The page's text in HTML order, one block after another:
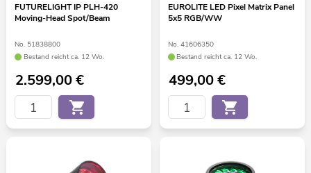
FUTURELIGHT IP PLH-420
Moving-Head Spot/Beam
No. 51838800
Bestand reicht ca. 12 Wo.
2.599,00€
EUROLITE LED Pixel Matrix Panel
5x5 RGB/WW
No. 41606350
Bestand reicht ca. 12 Wo.
499,00€